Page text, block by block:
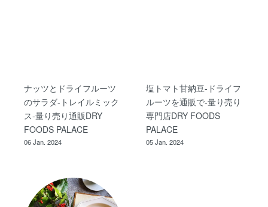
ナッツとドライフルーツ
のサラダ-トレイルミック
ス-量り売り通販DRY
FOODS PALACE
06 Jan. 2024
塩トマト甘納豆-ドライフ
ルーツを通販で-量り売り
専門店DRY FOODS
PALACE
05 Jan. 2024